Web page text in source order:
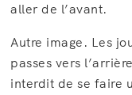
aller de l’avant.
Autre image. Les
passes vers
interdit de se faire